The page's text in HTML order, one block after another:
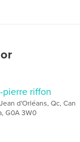
pierre riffon
d'Orléans, Qc, Can
G0A 3W0